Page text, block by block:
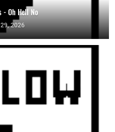
- Oh Hell No
2026